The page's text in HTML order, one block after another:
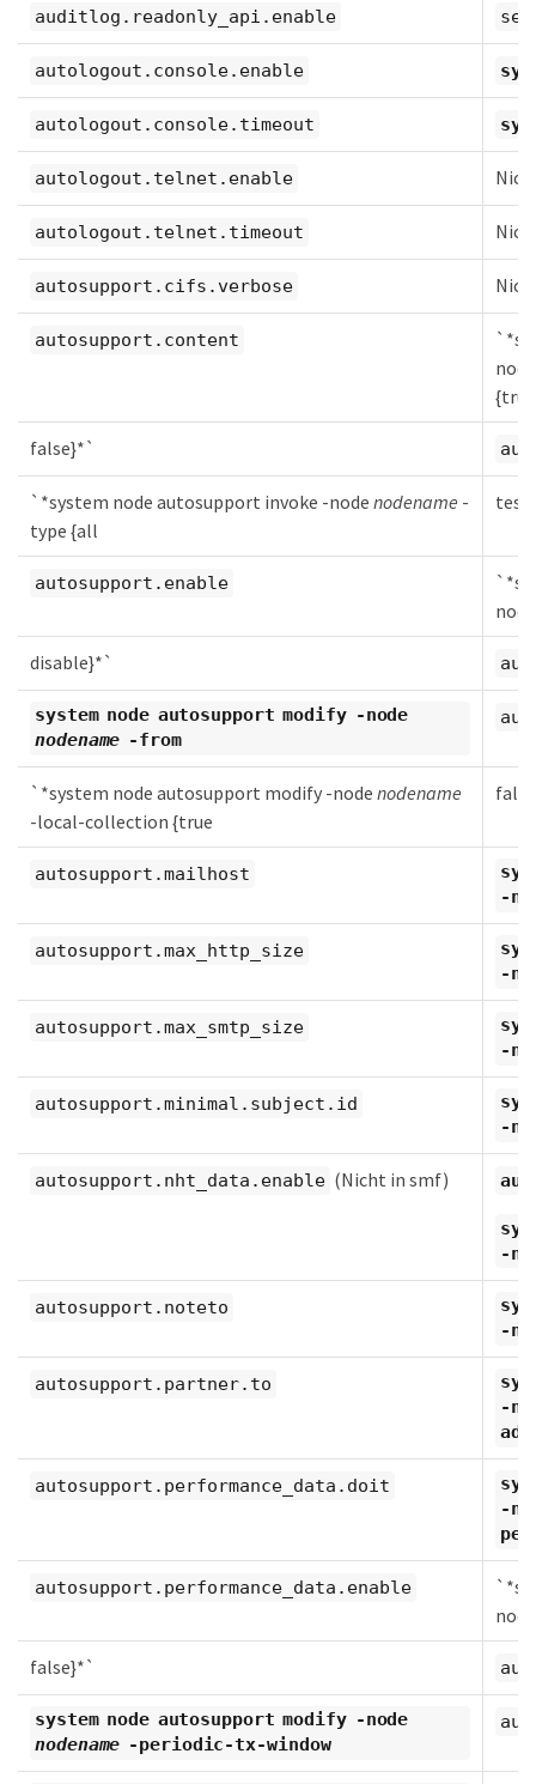
auditlog.readonly_api.enable
autologout.console.enable
autologout.console.timeout
autologout.telnet.enable
autologout.telnet.timeout
autosupport.cifs.verbose
autosupport.content
{true
false}*`
`*system node autosupport invoke -node nodename -
type {all
autosupport.enable
disable}*`
system node autosupport modify -node
nodename -from
`*system node autosupport modify -node nodename
-local-collection {true
autosupport.mailhost
-
autosupport.max_http_size
-
autosupport.max_smtp_size
-
autosupport.minimal.subject.id
-
autosupport.nht_data.enable (Nicht in smf)
-
autosupport.noteto
-
autosupport.partner.to
-
autosupport.performance_data.doit
-
autosupport.performance_data.enable
false}*`
system node autosupport modify -node
nodename -periodic-tx-window